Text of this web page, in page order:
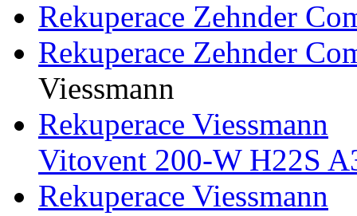
Rekuperace Zehnder
Rekuperace Zehnder
Viessmann
Rekuperace Viessmann
Vitovent 200-W H22S
Rekuperace Viessmann